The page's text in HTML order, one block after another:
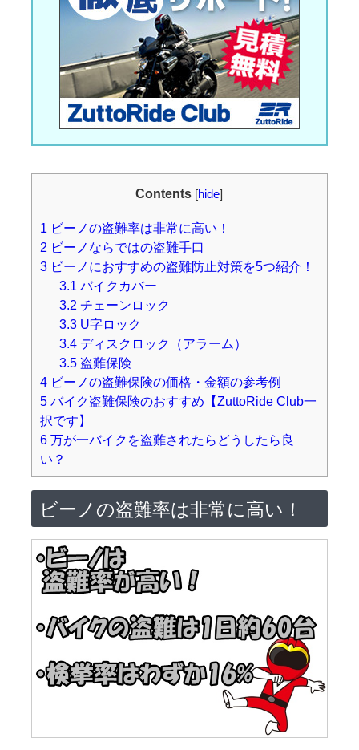
Contents [hide]
1 ビーノの盗難率は非常に高い！
2 ビーノならではの盗難手口
3ビーノにおすすめの盗難防止対策を5つ紹介！
3.1 バイクカバー
3.2 チェーンロック
3.3U字ロック
3.4ディスクロック（アラーム）
3.5盗難保険
4ビーノの盗難保険の価格・金額の参考例
5バイク盗難保険のおすすめ【ZuttoRide Club一
択です】
6万が一バイクを盗難されたらどうしたら良
い？
ビーノの盗難率は非常に高い！